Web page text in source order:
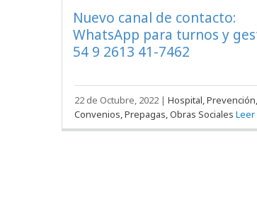
Nuevo canal de contacto:
WhatsApp para turnos y
54 9 2613 41-7462
22 de Octubre, 2022 |Hospital, Prevención,
Convenios, Prepagas, Obras Sociales Leer